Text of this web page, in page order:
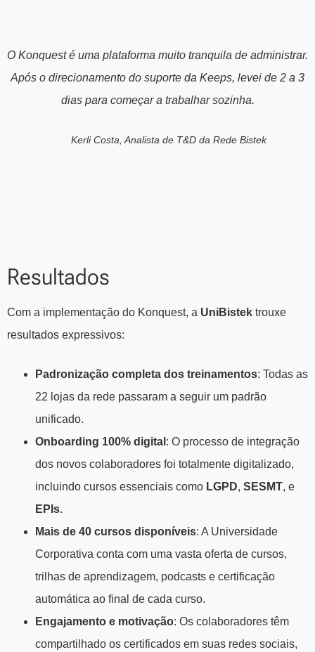
O Konquest é uma plataforma muito tranquila de administrar.
Após o direcionamento do suporte da Keeps, levei de 2 a 3
dias para começar a trabalhar sozinha.
Kerli Costa, Analista de T&D da Rede Bistek
Resultados
Com a implementação do Konquest, a UniBistek trouxe
resultados expressivos:
Padronização completa dos treinamentos: Todas as
22 lojas da rede passaram a seguir um padrão
unificado.
Onboarding 100% digital : O processo de integração
dos novos colaboradores foi totalmente digitalizado,
incluindo cursos essenciais como LGPD, SESMT, e
EPIs.
Mais de 40 cursos disponíveis: A Universidade
Corporativa conta com uma vasta oferta de cursos,
trilhas de aprendizagem, podcasts e certificação
automática ao final de cada curso.
Engajamento e motivação: Os colaboradores têm
compartilhado os certificados em suas redes sociais,